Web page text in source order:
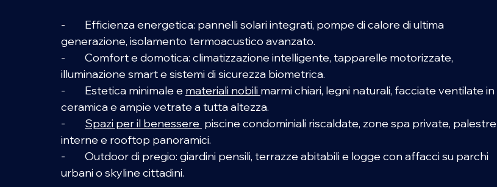
-        Efficienza energetica: pannelli solari integrati, pompe di calore di ultima
generazione, isolamento termoacustico avanzato.
-        Comfort e domotica: climatizzazione intelligente, tapparelle motorizzate,
illuminazione smart e sistemi di sicurezza biometrica.
-        Estetica minimale e materiali nobili marmi chiari, legni naturali, facciate ventilate in
ceramica e ampie vetrate a tutta altezza.
-
Spazi per il benessere piscine condominiali riscaldate, zone spa private, palestre
interne e rooftop panoramici.
-        Outdoor di pregio: giardini pensili, terrazze abitabili e logge con affacci su parchi
urbani o skyline cittadini.